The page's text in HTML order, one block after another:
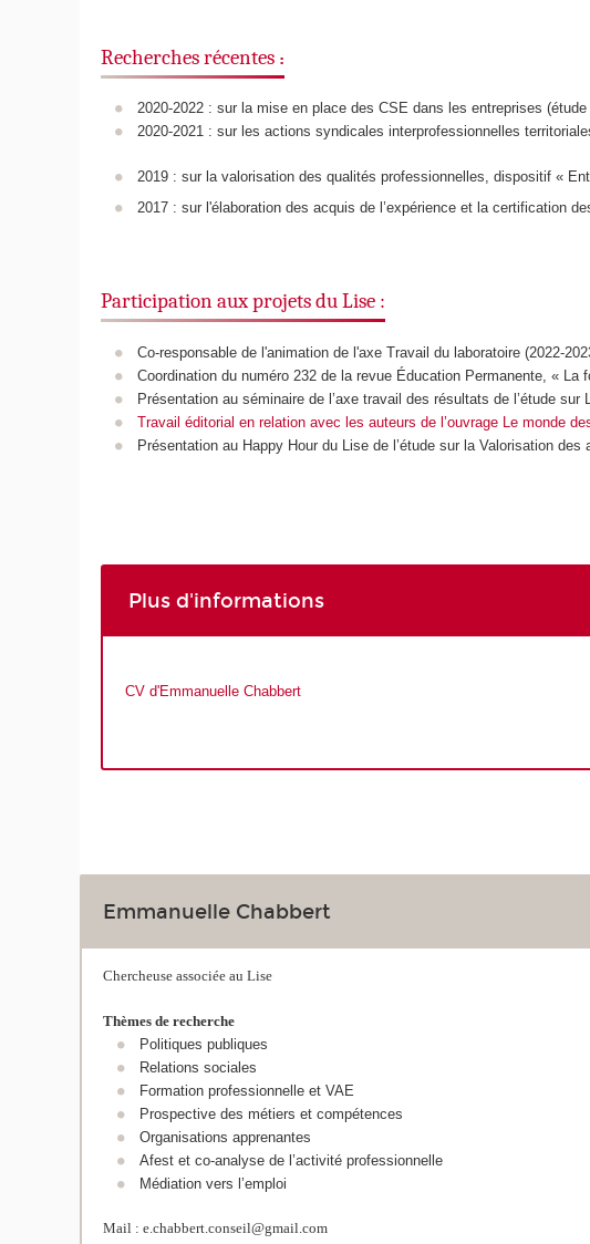
Recherches récentes :
2020-2022 : sur la mise en place des CSE dans les entreprises
2020-2021 : sur les actions syndicales interprofessionnelles
2019 : sur la valorisation des qualités professionnelles, dispositif «
2017 : sur l'élaboration des acquis de l’expérience et la certification
Participation aux projets du Lise :
Co-responsable de l'animation de l'axe Travail du laboratoire (2022-
Coordination du numéro 232 de la revue Éducation Permanente, «
Présentation au séminaire de l’axe travail des résultats de l’étude
Travail éditorial en relation avec les auteurs de l’ouvrage Le monde
Présentation au Happy Hourdu Lise de l’étude sur la Valorisation des
Plus d'informations
CV d'Emmanuelle Chabbert
Emmanuelle Chabbert
Chercheuse associée au Lise
Thèmes de recherche
Politiques publiques
Relations sociales
Formation professionnelle et VAE
Prospective des métiers et compétences
Organisations apprenantes
Afest et co-analyse de l’activité professionnelle
Médiation vers l’emploi
Mail : e.chabbert.conseil@gmail.com